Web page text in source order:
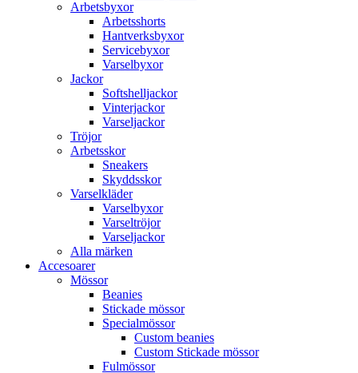
Arbetsbyxor
Arbetsshorts
Hantverksbyxor
Servicebyxor
Varselbyxor
Jackor
Softshelljackor
Vinterjackor
Varseljackor
Tröjor
Arbetsskor
Sneakers
Skyddsskor
Varselkläder
Varselbyxor
Varseltröjor
Varseljackor
Alla märken
Accesoarer
Mössor
Beanies
Stickade mössor
Specialmössor
Custom beanies
Custom Stickade mössor
Fulmössor